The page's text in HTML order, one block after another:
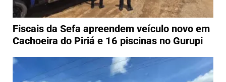
Fiscais da Sefa apreendem veículo novo em
Cachoeira do Piriá e 16 piscinas no Gurupi